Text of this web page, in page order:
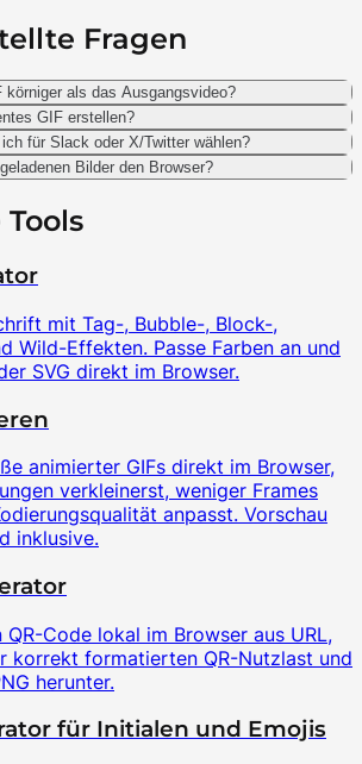
Fragen
körniger als das Ausgangsvideo?
GIF erstellen?
für Slack oder X/Twitter wählen?
Bilder den Browser?
mit Tag-, Bubble-, Block-,
Wild-Effekten. Passe Farben an und
SVG direkt im Browser.
animierter GIFs direkt im Browser,
verkleinerst, weniger Frames
anpasst. Vorschau
inklusive.
QR-Code lokal im Browser aus URL,
korrekt formatierten QR-Nutzlast und
herunter.
für Initialen und Emojis